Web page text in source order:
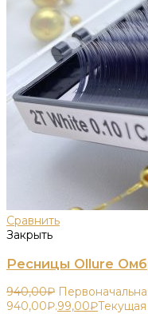
Сравнить
Закрыть
Ресницы Ollure
940,00₽
940,00₽.99,00₽